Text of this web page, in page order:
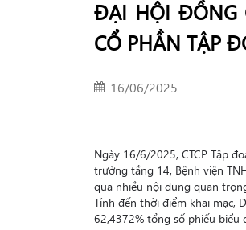
ĐẠI HỘI ĐỒNG
CỔ PHẦN TẬP
16/06/2025
Ngày 16/6/2025, CTCP Tập
trường tầng 14, Bệnh viện
qua nhiều nội dung quan
Tính đến thời điểm khai mạc,
62,4372% tổng số phiếu biểu